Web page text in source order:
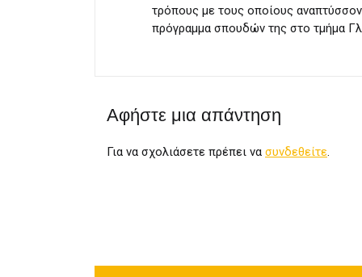
τρόπους με τους οποίους
πρόγραμμα σπουδών της στο τμήμα
Αφήστε μια απάντηση
Για να σχολιάσετε πρέπει να συνδεθείτε.